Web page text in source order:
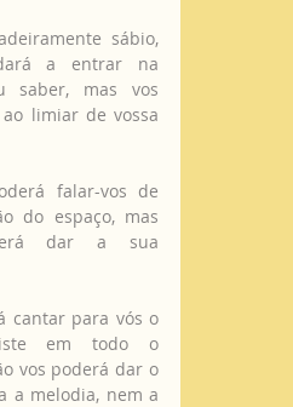
sábio,
a entrar na
saber, mas vos
limiar de vossa
falar-vos de
do espaço, mas
dar a sua
cantar para vós o
em todo o
vos poderá dar o
a melodia, nem a